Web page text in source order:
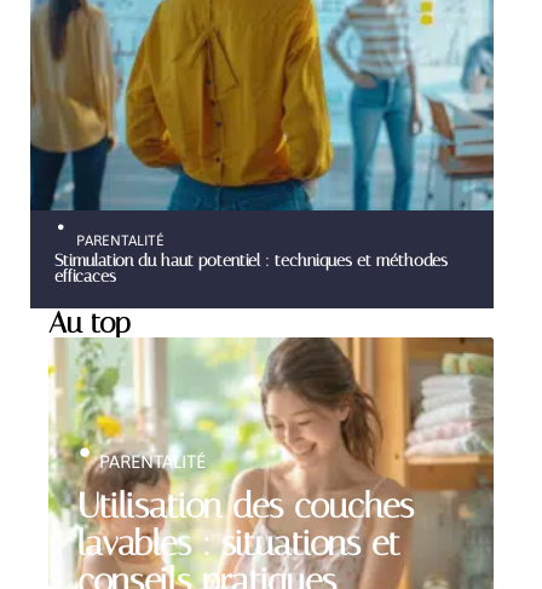
PARENTALITÉ
Stimulation du haut potentiel : techniques et méthodes
efficaces
Au top
Utilisation des couches
lavables : situations et
PARENTALITÉ